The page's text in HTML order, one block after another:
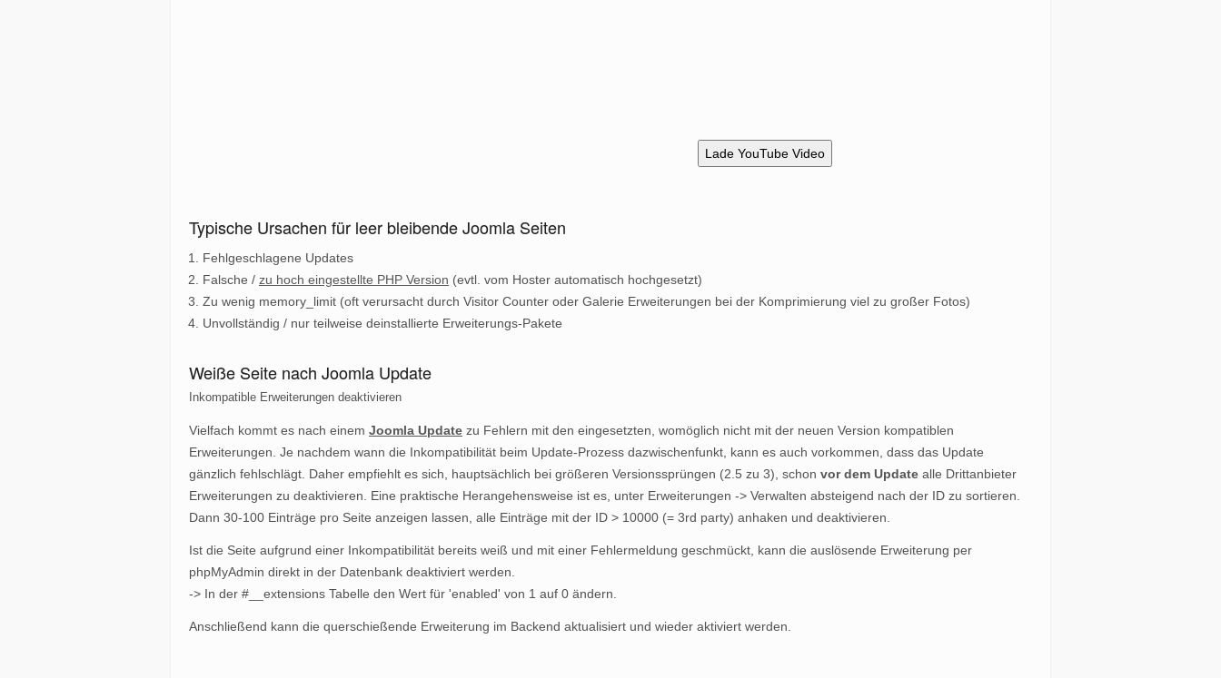
Lade YouTube Video
Typische Ursachen für leer bleibende Joomla Seiten
Fehlgeschlagene Updates
Falsche / zu hoch eingestellte PHP Version (evtl. vom Hoster automatisch hochgesetzt)
Zu wenig memory_limit (oft verursacht durch Visitor Counter oder Galerie Erweiterungen bei der Komprimierung viel zu großer Fotos)
Unvollständig / nur teilweise deinstallierte Erweiterungs-Pakete
Weiße Seite nach Joomla Update
Inkompatible Erweiterungen deaktivieren
Vielfach kommt es nach einem Joomla Update zu Fehlern mit den eingesetzten, womöglich nicht mit der neuen Version kompatiblen
Erweiterungen. Je nachdem wann die Inkompatibilität beim Update-Prozess dazwischenfunkt, kann es auch vorkommen, dass das Update
gänzlich fehlschlägt. Daher empfiehlt es sich, hauptsächlich bei größeren Versionssprüngen (2.5 zu 3), schon vor dem Update alle Drittanbieter
Erweiterungen zu deaktivieren. Eine praktische Herangehensweise ist es, unter Erweiterungen -> Verwalten absteigend nach der ID zu sortieren.
Dann 30-100 Einträge pro Seite anzeigen lassen, alle Einträge mit der ID > 10000 (= 3rd party) anhaken und deaktivieren.
Ist die Seite aufgrund einer Inkompatibilität bereits weiß und mit einer Fehlermeldung geschmückt, kann die auslösende Erweiterung per
phpMyAdmin direkt in der Datenbank deaktiviert werden.
-> In der #__extensions Tabelle den Wert für 'enabled' von 1 auf 0 ändern.
Anschließend kann die querschießende Erweiterung im Backend aktualisiert und wieder aktiviert werden.